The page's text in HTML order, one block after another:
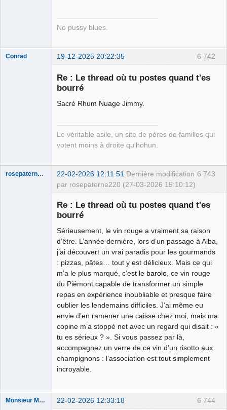
No pussy blues.
6 742
Conrad 19-12-2025 20:22:35
Re : Le thread où tu postes quand t'es
bourré
Sacré Rhum Nuage Jimmy.
Le véritable asile, un site de pères de familles qui
votent moins à droite qu'hohun.
6 743
rosepaterne220 22-02-2026 12:11:51 Dernière modification
par rosepaterne220 (27-03-2026 15:10:12)
Re : Le thread où tu postes quand t'es
bourré
Sérieusement, le vin rouge a vraiment sa raison
d’être. L’année dernière, lors d’un passage à Alba,
j’ai découvert un vrai paradis pour les gourmands
: pizzas, pâtes… tout y est délicieux. Mais ce qui
m’a le plus marqué, c’est le barolo , ce vin rouge
du Piémont capable de transformer un simple
repas en expérience inoubliable et presque faire
oublier les lendemains difficiles. J’ai même eu
envie d’en ramener une caisse chez moi, mais ma
copine m’a stoppé net avec un regard qui disait : «
tu es sérieux ? ». Si vous passez par là,
accompagnez un verre de ce vin d’un risotto aux
champignons : l’association est tout simplement
incroyable.
6 744
Monsieur Maurice 22-02-2026 12:33:18